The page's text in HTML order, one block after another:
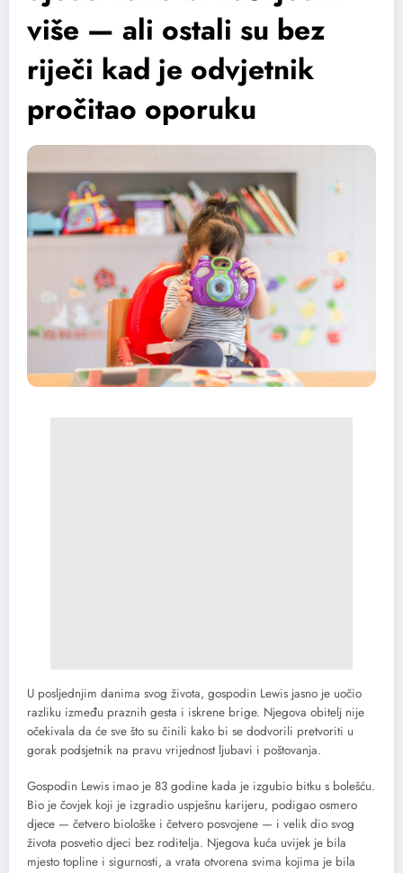
više — ali ostali su bez
riječi kad je odvjetnik
pročitao oporuku
U posljednjim danima svog života, gospodin Lewis jasno je uočio
razliku između praznih gesta i iskrene brige. Njegova obitelj nije
očekivala da će sve što su činili kako bi se dodvorili pretvoriti u
gorak podsjetnik na pravu vrijednost ljubavi i poštovanja.
Gospodin Lewis imao je 83 godine kada je izgubio bitku s bolešću.
Bio je čovjek koji je izgradio uspješnu karijeru, podigao osmero
djece — četvero biološke i četvero posvojene — i velik dio svog
života posvetio djeci bez roditelja. Njegova kuća uvijek je bila
mjesto topline i sigurnosti, a vrata otvorena svima kojima je bila